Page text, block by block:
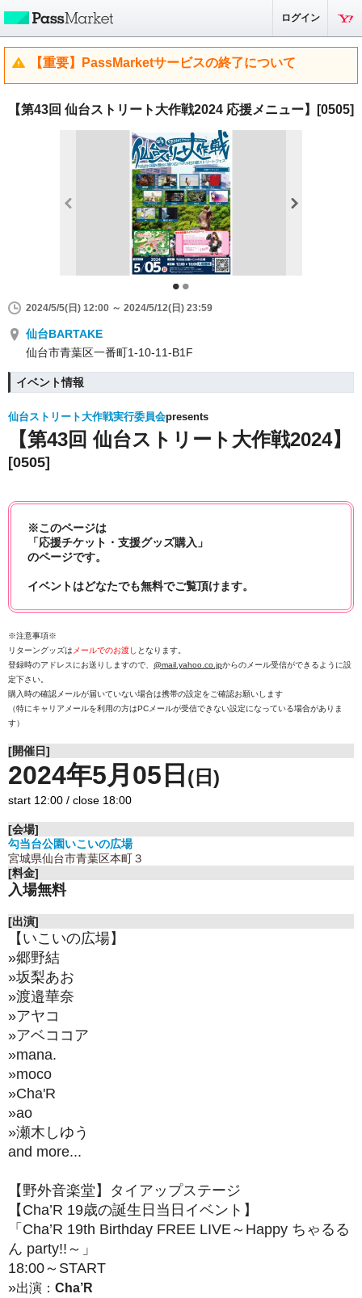
ログイン
【重要】PassMarketサービスの終了について
【第43回 仙台ストリート大作戦2024 応援メニュー】[0505]
2024/5/5(日) 12:00 ～ 2024/5/12(日) 23:59
仙台BARTAKE
仙台市青葉区一番町1-10-11-B1F
イベント情報
仙台ストリート大作戦実行委員会presents
【第43回 仙台ストリート大作戦2024】
[0505]
※このページは
「応援チケット・支援グッズ購入」
のページです。
イベントはどなたでも無料でご覧頂けます。
※注意事項※
リターングッズは メールでのお渡し となります。
登録時のアドレスにお送りしますので、 @mail.yahoo.co.jpからのメール受信ができるように設
定下さい。
購入時の確認メールが届いていない場合は携帯の設定をご確認お願いします
（特にキャリアメールを利用の方はPCメールが受信できない設定になっている場合がありま
す）
[開催日]
2024年5月05日 (日)
start 12:00 / close 18:00
[会場]
勾当台公園いこいの広場
宮城県仙台市青葉区本町３
[料金]
入場無料
[出演]
【いこいの広場】
»郷野結
»坂梨あお
»渡邉華奈
»アヤコ
»アベココア
»mana.
»moco
»Cha'R
»ao
»瀬木しゆう
and more...
【野外音楽堂】タイアップステージ
【Cha’R 19歳の誕生日当日イベント】
「Cha’R 19th Birthday FREE LIVE～Happy ちゃるる
ん party!!～」
18:00～START
»出演： Cha’R